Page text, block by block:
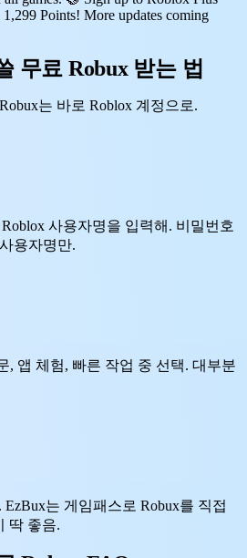
Points! More updates coming
무료 Robux 받는 법
는 바로 Roblox 계정으로.
사용자명을 입력해. 비밀번호
용자명만.
, 앱 체험, 빠른 작업 중 선택. 대부분
EzBux는 게임패스로 Robux를 직접
딱 좋음.